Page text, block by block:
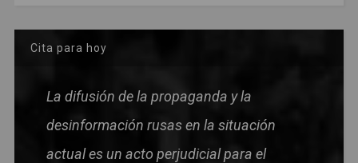
Cita para hoy
La difusión de la propaganda y la
desinformación rusas en la situación
actual es un acto perjudicial para el